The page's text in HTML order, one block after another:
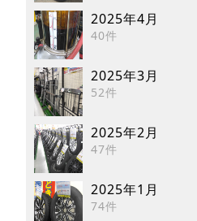
2025年4月
40件
2025年3月
52件
2025年2月
47件
2025年1月
74件